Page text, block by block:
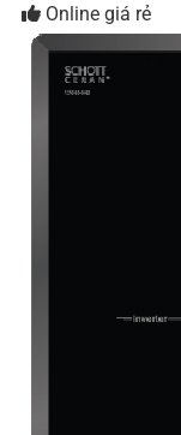
Online giá rẻ